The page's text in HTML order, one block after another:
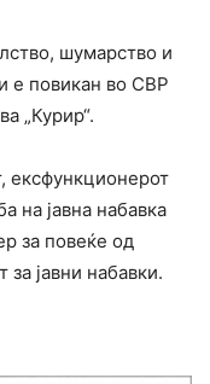
шумарство и
е повикан во СВР
„Курир“.
ексфункционерот
на јавна набавка
за повеќе од
јавни набавки.